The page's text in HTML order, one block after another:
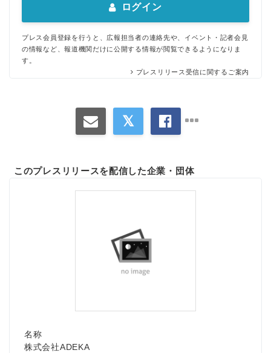
ログイン
プレス会員登録を行うと、広報担当者の連絡先や、イベント・記者会見
の情報など、報道機関だけに公開する情報が閲覧できるようになりま
す。
プレスリリース受信に関するご案内
このプレスリリースを配信した企業・団体
名称
株式会社ADEKA